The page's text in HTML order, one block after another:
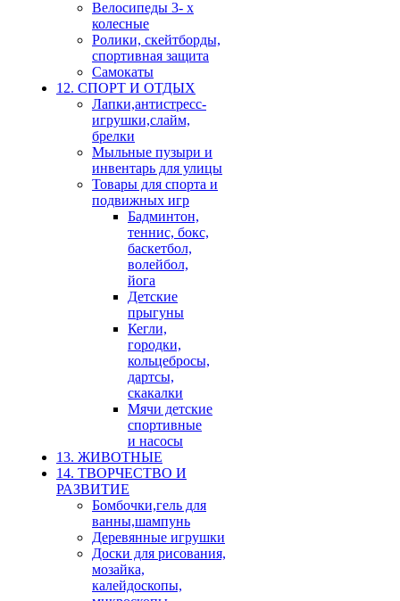
Велосипеды 3- х
колесные
Ролики, скейтборды,
спортивная защита
Самокаты
12. СПОРТ И ОТДЫХ
Лапки,антистресс-
игрушки,слайм,
брелки
Мыльные пузыри и
инвентарь для улицы
Товары для спорта и
подвижных игр
Бадминтон,
теннис, бокс,
баскетбол,
волейбол,
йога
Детские
прыгуны
Кегли,
городки,
кольцебросы,
дартсы,
скакалки
Мячи детские
спортивные
и насосы
13. ЖИВОТНЫЕ
14. ТВОРЧЕСТВО И
РАЗВИТИЕ
Бомбочки,гель для
ванны,шампунь
Деревянные игрушки
Доски для рисования,
мозайка,
калейдоскопы,